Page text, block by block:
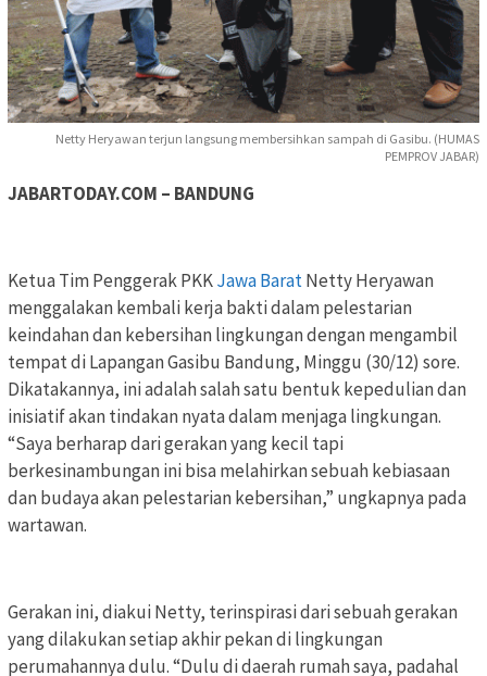
Netty Heryawan terjun langsung membersihkan sampah di Gasibu. (HUMAS
PEMPROV JABAR)
JABARTODAY.COM – BANDUNG
Ketua Tim Penggerak PKKJawa BaratNetty Heryawan
menggalakan kembali kerja bakti dalam pelestarian
keindahan dan kebersihan lingkungan dengan mengambil
tempat di Lapangan Gasibu Bandung, Minggu (30/12) sore.
Dikatakannya, ini adalah salah satu bentuk kepedulian dan
inisiatif akan tindakan nyata dalam menjaga lingkungan.
“Saya berharap dari gerakan yang kecil tapi
berkesinambungan ini bisa melahirkan sebuah kebiasaan
dan budaya akan pelestarian kebersihan,” ungkapnya pada
wartawan.
Gerakan ini, diakui Netty, terinspirasi dari sebuah gerakan
yang dilakukan setiap akhir pekan di lingkungan
perumahannya dulu. “Dulu di daerah rumah saya, padahal